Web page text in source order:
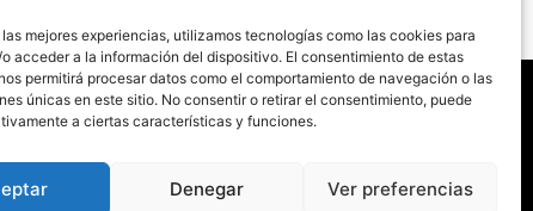
mejores experiencias, utilizamos tecnologías como las cookies para
acceder a la información del dispositivo. El consentimiento de estas
permitirá procesar datos como el comportamiento de navegación o las
únicas en este sitio. No consentir o retirar el consentimiento, puede
a ciertas características y funciones.
Denegar Ver preferencias
a